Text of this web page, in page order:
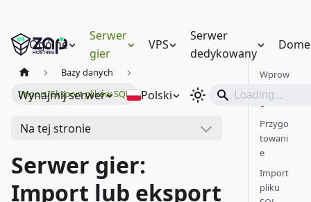
Ogólne
Serwer
gier
VPS
Serwer
dedykowany
Wynajmij serwer Polski
Bazy danych
Import/Eksport plików SQL
Na tej stronie
Serwer gier:
Import lub eksport
Wprow
adzeni
e
Przygo
towani
e
Import
pliku